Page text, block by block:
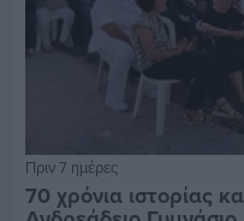
Πριν 7 ημέρες
70 χρόνια ιστορίας